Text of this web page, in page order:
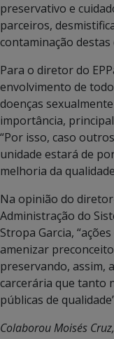
preservativo e
parceiros,
contaminação destas
Para o diretor do
envolvimento de
doenças
importância,
“Por isso, caso
unidade estará de
melhoria da
Na opinião do
Administração do
Stropa Garcia,
amenizar
preservando, assim,
carcerária que tanto
públicas de
Colaborou Moisés